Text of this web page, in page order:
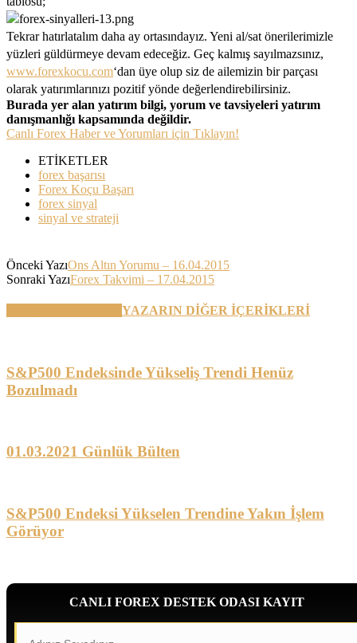
Tekrar hatırlatalım daha ay ortasındayız. Yeni al/sat önerilerimizle
yüzleri güldürmeye devam edeceğiz. Geç kalmış sayılmazsınız,
www.forexkocu.com‘dan üye olup siz de ailemizin bir parçası
olarak yatırımlarınızı pozitif yönde değerlendirebilirsiniz.
Burada yer alan yatırım bilgi, yorum ve tavsiyeleri yatırım
danışmanlığı kapsamında değildir.
Canlı Forex Haber ve Yorumları için Tıklayın!
ETİKETLER
forex başarısı
Forex Koçu Başarı
forex sinyal
sinyal ve strateji
Önceki YazıOns Altın Yorumu – 16.04.2015
Sonraki YazıForex Takvimi – 17.04.2015
YAZARIN DİĞER İÇERİKLERİ
S&P500 Endeksinde Yükseliş Trendi Henüz
Bozulmadı
01.03.2021 Günlük Bülten
S&P500 Endeksi Yükselen Trendine Yakın İşlem
Görüyor
CANLI FOREX DESTEK ODASI KAYIT